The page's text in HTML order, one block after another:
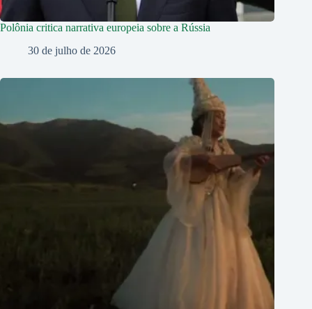
Polônia critica narrativa europeia sobre a Rússia
30 de julho de 2026